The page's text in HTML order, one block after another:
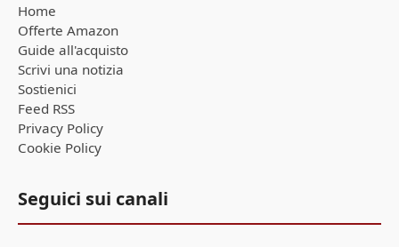
Home
Offerte Amazon
Guide all'acquisto
Scrivi una notizia
Sostienici
Feed RSS
Privacy Policy
Cookie Policy
Seguici sui canali